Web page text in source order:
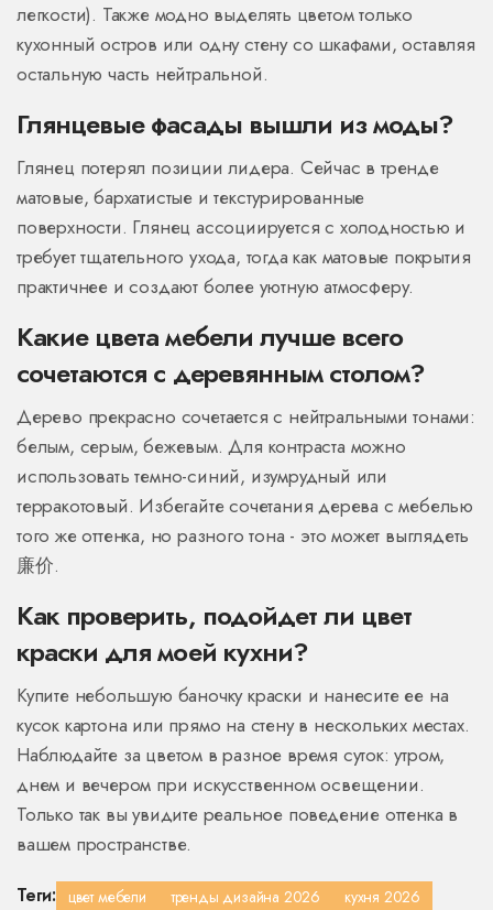
легкости). Также модно выделять цветом только
кухонный остров или одну стену со шкафами, оставляя
остальную часть нейтральной.
Глянцевые фасады вышли из моды?
Глянец потерял позиции лидера. Сейчас в тренде
матовые, бархатистые и текстурированные
поверхности. Глянец ассоциируется с холодностью и
требует тщательного ухода, тогда как матовые покрытия
практичнее и создают более уютную атмосферу.
Какие цвета мебели лучше всего
сочетаются с деревянным столом?
Дерево прекрасно сочетается с нейтральными тонами:
белым, серым, бежевым. Для контраста можно
использовать темно-синий, изумрудный или
терракотовый. Избегайте сочетания дерева с мебелью
того же оттенка, но разного тона - это может выглядеть
廉价.
Как проверить, подойдет ли цвет
краски для моей кухни?
Купите небольшую баночку краски и нанесите ее на
кусок картона или прямо на стену в нескольких местах.
Наблюдайте за цветом в разное время суток: утром,
днем и вечером при искусственном освещении.
Только так вы увидите реальное поведение оттенка в
вашем пространстве.
Теги: цвет мебели тренды дизайна 2026
кухня 2026